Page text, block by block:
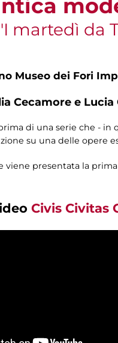
martedì da
Museo dei Fori
Cecamore e Lucia
di una serie che -
su una delle opere
viene presentata la
Civis Civitas